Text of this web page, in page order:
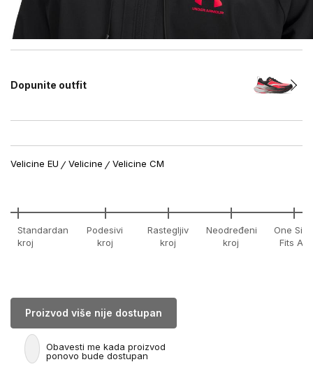
Dopunite outfit
Velicine EU Velicine Velicine CM
Standardan
kroj
Podesivi
kroj
Rastegljiv
kroj
Neodređeni
kroj
One Size
Fits All
Proizvod više nije dostupan
Obavesti me kada proizvod
ponovo bude dostupan